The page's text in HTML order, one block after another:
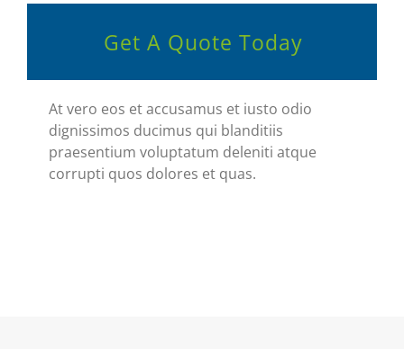
Get A Quote Today
At vero eos et accusamus et iusto odio
dignissimos ducimus qui blanditiis
praesentium voluptatum deleniti atque
corrupti quos dolores et quas.